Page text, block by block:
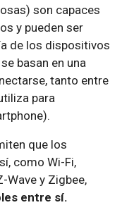
son capaces
y pueden ser
de los dispositivos
basan en una
tanto entre
para
que los
como Wi-Fi,
Wave y Zigbee,
entre sí.